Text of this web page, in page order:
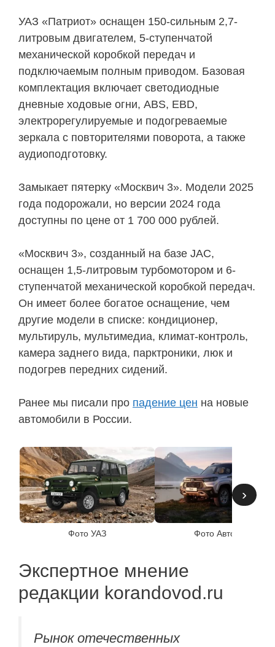
УАЗ «Патриот» оснащен 150-сильным 2,7-
литровым двигателем, 5-ступенчатой
механической коробкой передач и
подключаемым полным приводом. Базовая
комплектация включает светодиодные
дневные ходовые огни, ABS, EBD,
электрорегулируемые и подогреваемые
зеркала с повторителями поворота, а также
аудиоподготовку.
Замыкает пятерку «Москвич 3». Модели 2025
года подорожали, но версии 2024 года
доступны по цене от 1 700 000 рублей.
«Москвич 3», созданный на базе JAC,
оснащен 1,5-литровым турбомотором и 6-
ступенчатой механической коробкой передач.
Он имеет более богатое оснащение, чем
другие модели в списке: кондиционер,
мультируль, мультимедиа, климат-контроль,
камера заднего вида, парктроники, люк и
подогрев передних сидений.
Ранее мы писали про падение цен на новые
автомобили в России.
Фото УАЗ Фото АвтоВАЗ
›
Экспертное мнение
редакции korandovod.ru
Рынок отечественных